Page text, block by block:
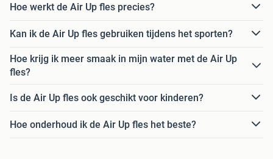
Hoe werkt de Air Up fles precies?
Kan ik de Air Up fles gebruiken tijdens het sporten?
Hoe krijg ik meer smaak in mijn water met de Air Up
fles?
Is de Air Up fles ook geschikt voor kinderen?
Hoe onderhoud ik de Air Up fles het beste?